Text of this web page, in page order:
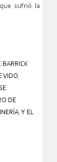
sufrió la
BARRICK
VIDO,
DE
, Y EL